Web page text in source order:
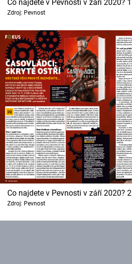
Cool Esport
Pořady
TV Program
Sledujte prima+
Přihlášení
Sledujte nás
Co najdete v Pevnosti v září 2020? 1
Zdroj: Pevnost
Co najdete v Pevnosti v září 2020? 2
Zdroj: Pevnost